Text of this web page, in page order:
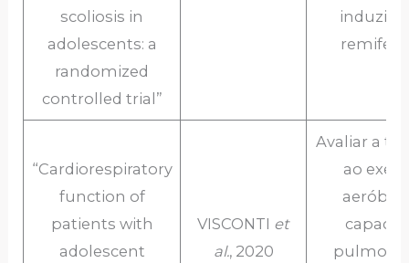
scoliosis in
adolescents: a
randomized
controlled trial”
“Cardiorespiratory
function of
patients with
adolescent
VISCONTI et
al., 2020
Avaliar a
ao